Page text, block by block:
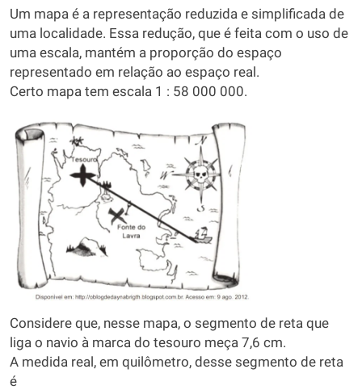
Um mapa é a representação reduzida e simplificada de
uma localidade. Essa redução, que é feita com o uso de
uma escala, mantém a proporção do espaço
representado em relação ao espaço real.
Certo mapa tem escala 1 : 58 000 000.
Considere que, nesse mapa, o segmento de reta que
liga o navio à marca do tesouro meça 7,6 cm.
A medida real, em quilômetro, desse segmento de reta
é